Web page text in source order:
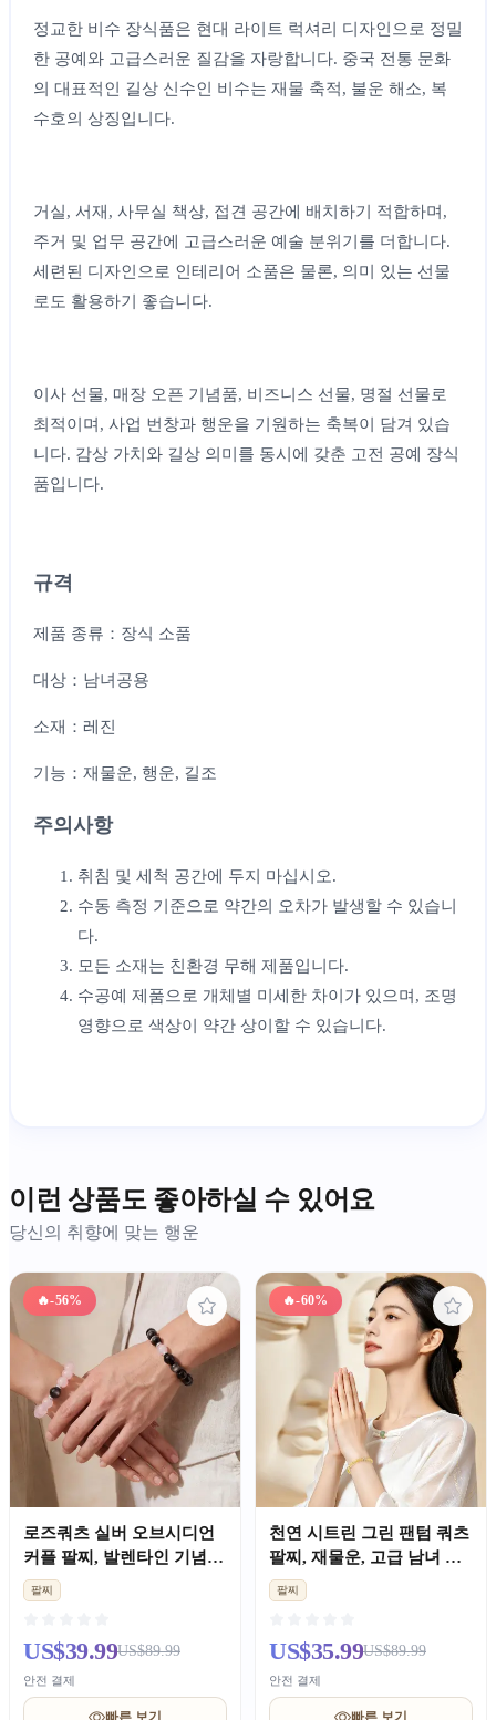
정교한 비수 장식품은 현대 라이트 럭셔리 디자인으로 정밀
한 공예와 고급스러운 질감을 자랑합니다. 중국 전통 문화
의 대표적인 길상 신수인 비수는 재물 축적, 불운 해소, 복
수호의 상징입니다.
거실, 서재, 사무실 책상, 접견 공간에 배치하기 적합하며,
주거 및 업무 공간에 고급스러운 예술 분위기를 더합니다.
세련된 디자인으로 인테리어 소품은 물론, 의미 있는 선물
로도 활용하기 좋습니다.
이사 선물, 매장 오픈 기념품, 비즈니스 선물, 명절 선물로
최적이며, 사업 번창과 행운을 기원하는 축복이 담겨 있습
니다. 감상 가치와 길상 의미를 동시에 갖춘 고전 공예 장식
품입니다.
규격
제품 종류：장식 소품
대상：남녀공용
소재：레진
기능：재물운, 행운, 길조
주의사항
취침 및 세척 공간에 두지 마십시오.
수동 측정 기준으로 약간의 오차가 발생할 수 있습니
다.
모든 소재는 친환경 무해 제품입니다.
수공예 제품으로 개체별 미세한 차이가 있으며, 조명
영향으로 색상이 약간 상이할 수 있습니다.
이런 상품도 좋아하실 수 있어요
당신의 취향에 맞는 행운
🔥-56%
로즈쿼츠 실버 오브시디언
커플 팔찌, 발렌타인 기념일
선물
팔찌
US$39.99US$89.99
안전 결제
🔥-60%
천연 시트린 그린 팬텀 쿼츠
팔찌, 재물운, 고급 남녀 겸
용 생일 선물
팔찌
US$35.99US$89.99
안전 결제